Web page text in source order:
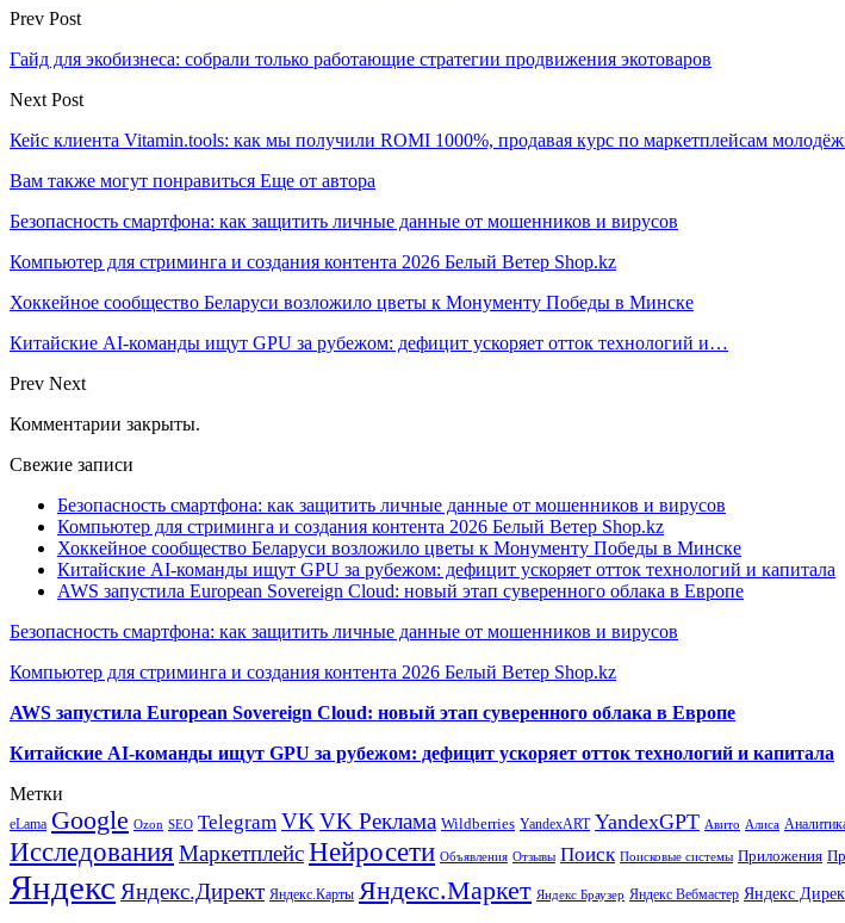
Prev Post
Гайд для экобизнеса: собрали только работающие стратегии продвижения экотоваров
Next Post
Кейс клиента Vitamin.tools: как мы получили ROMI 1000%, продавая курс по маркетплейсам
Вам также могут понравиться Еще от автора
Безопасность смартфона: как защитить личные данные от мошенников и вирусов
Компьютер для стриминга и создания контента 2026 Белый Ветер Shop.kz
Хоккейное сообщество Беларуси возложило цветы к Монументу Победы в Минске
Китайские AI-команды ищут GPU за рубежом: дефицит ускоряет отток технологий и…
Prev Next
Комментарии закрыты.
Свежие записи
Безопасность смартфона: как защитить личные данные от мошенников и вирусов
Компьютер для стриминга и создания контента 2026 Белый Ветер Shop.kz
Хоккейное сообщество Беларуси возложило цветы к Монументу Победы в Минске
Китайские AI-команды ищут GPU за рубежом: дефицит ускоряет отток технологий и капитала
AWS запустила European Sovereign Cloud: новый этап суверенного облака в Европе
Безопасность смартфона: как защитить личные данные от мошенников и вирусов
Компьютер для стриминга и создания контента 2026 Белый Ветер Shop.kz
AWS запустила European Sovereign Cloud: новый этап суверенного облака в Европе
Китайские AI-команды ищут GPU за рубежом: дефицит ускоряет отток технологий и капитала
Метки
eLama Google Ozon SEO Telegram VK VK Реклама Wildberries YandexART YandexGPT Авито Алиса
Исследования МаркетплейсНейросети Объявления Отзывы Поиск Поисковые системы Приложения
Яндекс Яндекс.Директ Яндекс.Карты Яндекс.Маркет Яндекс Браузер Яндекс Вебмастер Яндекс